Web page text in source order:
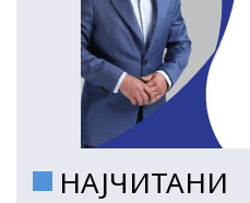
НАЈЧИТАНИ